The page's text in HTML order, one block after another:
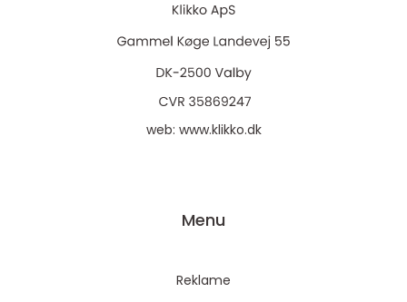
web: www.klikko.dk
Menu
Reklame